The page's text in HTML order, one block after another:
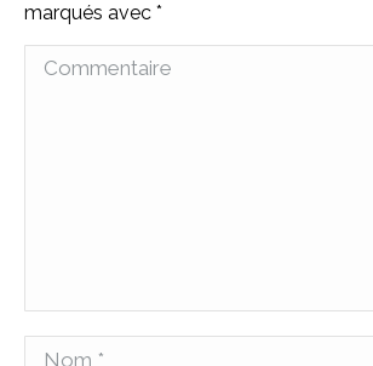
marqués avec *
Commentaire
Nom *